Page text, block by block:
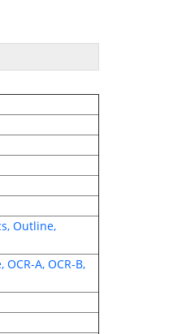
Outline,
A, OCR-B,